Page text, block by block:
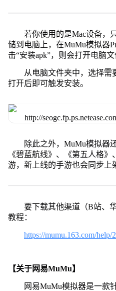
若你使用的是Mac设备，
储到电脑上，在MuMu模拟器
击“安装apk”，则会打开电脑文
从电脑文件夹中，选择需
打开后即可触发安装。
除此之外，MuMu模拟器
《碧蓝航线》、《第五人格
游，新上线的手游也会同步上
要下载其他渠道（B站、
教程：
https://mumu.163.com/help/
【关于网易MuMu】
网易MuMu模拟器是一款